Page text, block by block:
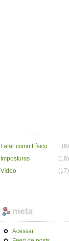
Falar como Físico (9)
Imposturas (18)
Vídeo (17)
meta
Acessar